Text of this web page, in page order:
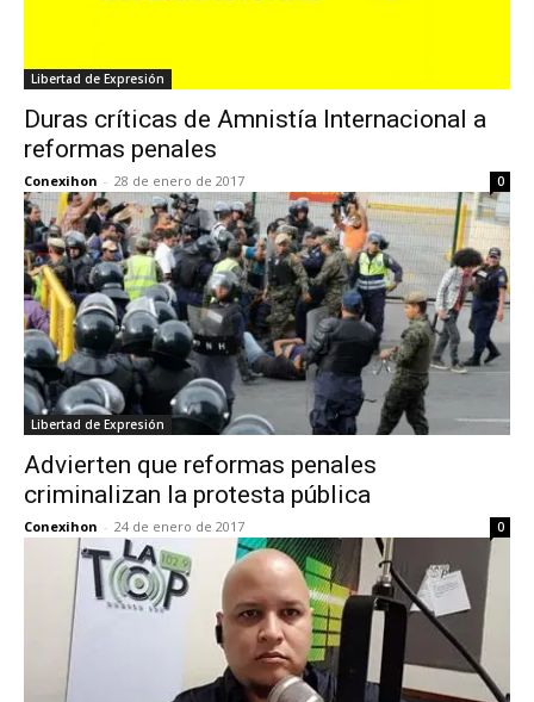
Libertad de Expresión
Duras críticas de Amnistía Internacional a
reformas penales
Conexihon - 28 de enero de 2017 0
Libertad de Expresión
Advierten que reformas penales
criminalizan la protesta pública
Conexihon - 24 de enero de 2017 0